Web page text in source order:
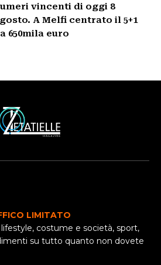
vincenti di oggi 8
A Melfi centrato il 5+1
650mila euro
LIMITATO
costume e società, sport,
su tutto quanto non dovete